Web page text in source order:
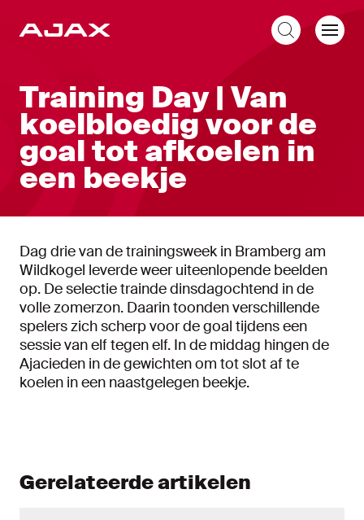
Training Day | Van
koelbloedig voor de
goal tot afkoelen in
een beekje
Dag drie van de trainingsweek in Bramberg am
Wildkogel leverde weer uiteenlopende beelden
op. De selectie trainde dinsdagochtend in de
volle zomerzon. Daarin toonden verschillende
spelers zich scherp voor de goal tijdens een
sessie van elf tegen elf. In de middag hingen de
Ajacieden in de gewichten om tot slot af te
koelen in een naastgelegen beekje.
Gerelateerde artikelen